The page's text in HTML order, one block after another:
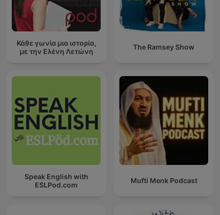
Κάθε γωνία μια ιστορία,
με την Ελένη Λετώνη
The Ramsey Show
Speak English with
ESLPod.com
Mufti Menk Podcast